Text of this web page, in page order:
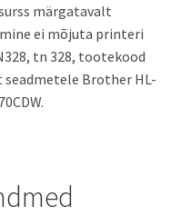
märgatavalt
ei mõjuta printeri
tn 328, tootekood
seadmetele Brother HL-